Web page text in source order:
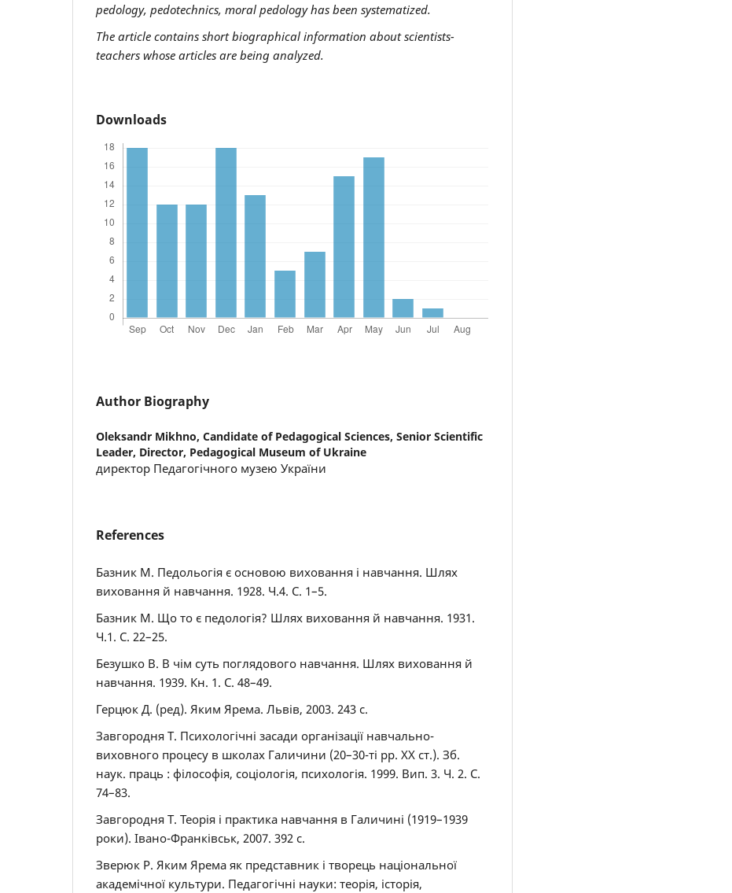
pedology, pedotechnics, moral pedology has been systematized.
The article contains short biographical information about scientists-
teachers whose articles are being analyzed.
Downloads
Author Biography
Oleksandr Mikhno, Candidate of Pedagogical Sciences, Senior Scientific
Leader, Director, Pedagogical Museum of Ukraine
директор Педагогічного музею України
References
Базник М. Педольогія є основою виховання і навчання. Шлях
виховання й навчання. 1928. Ч.4. С. 1–5.
Базник М. Що то є педологія? Шлях виховання й навчання. 1931.
Ч.1. С. 22–25.
Безушко В. В чім суть поглядового навчання. Шлях виховання й
навчання. 1939. Кн. 1. С. 48–49.
Герцюк Д. (ред). Яким Ярема. Львів, 2003. 243 c.
Завгородня Т. Психологічні засади організації навчально-
виховного процесу в школах Галичини (20–30-ті рр. ХХ ст.). Зб.
наук. праць : філософія, соціологія, психологія. 1999. Вип. 3. Ч. 2. С.
74–83.
Завгородня Т. Теорія і практика навчання в Галичині (1919–1939
роки). Івано-Франківськ, 2007. 392 с.
Зверюк Р. Яким Ярема як представник і творець національної
академічної культури. Педагогічні науки: теорія, історія,